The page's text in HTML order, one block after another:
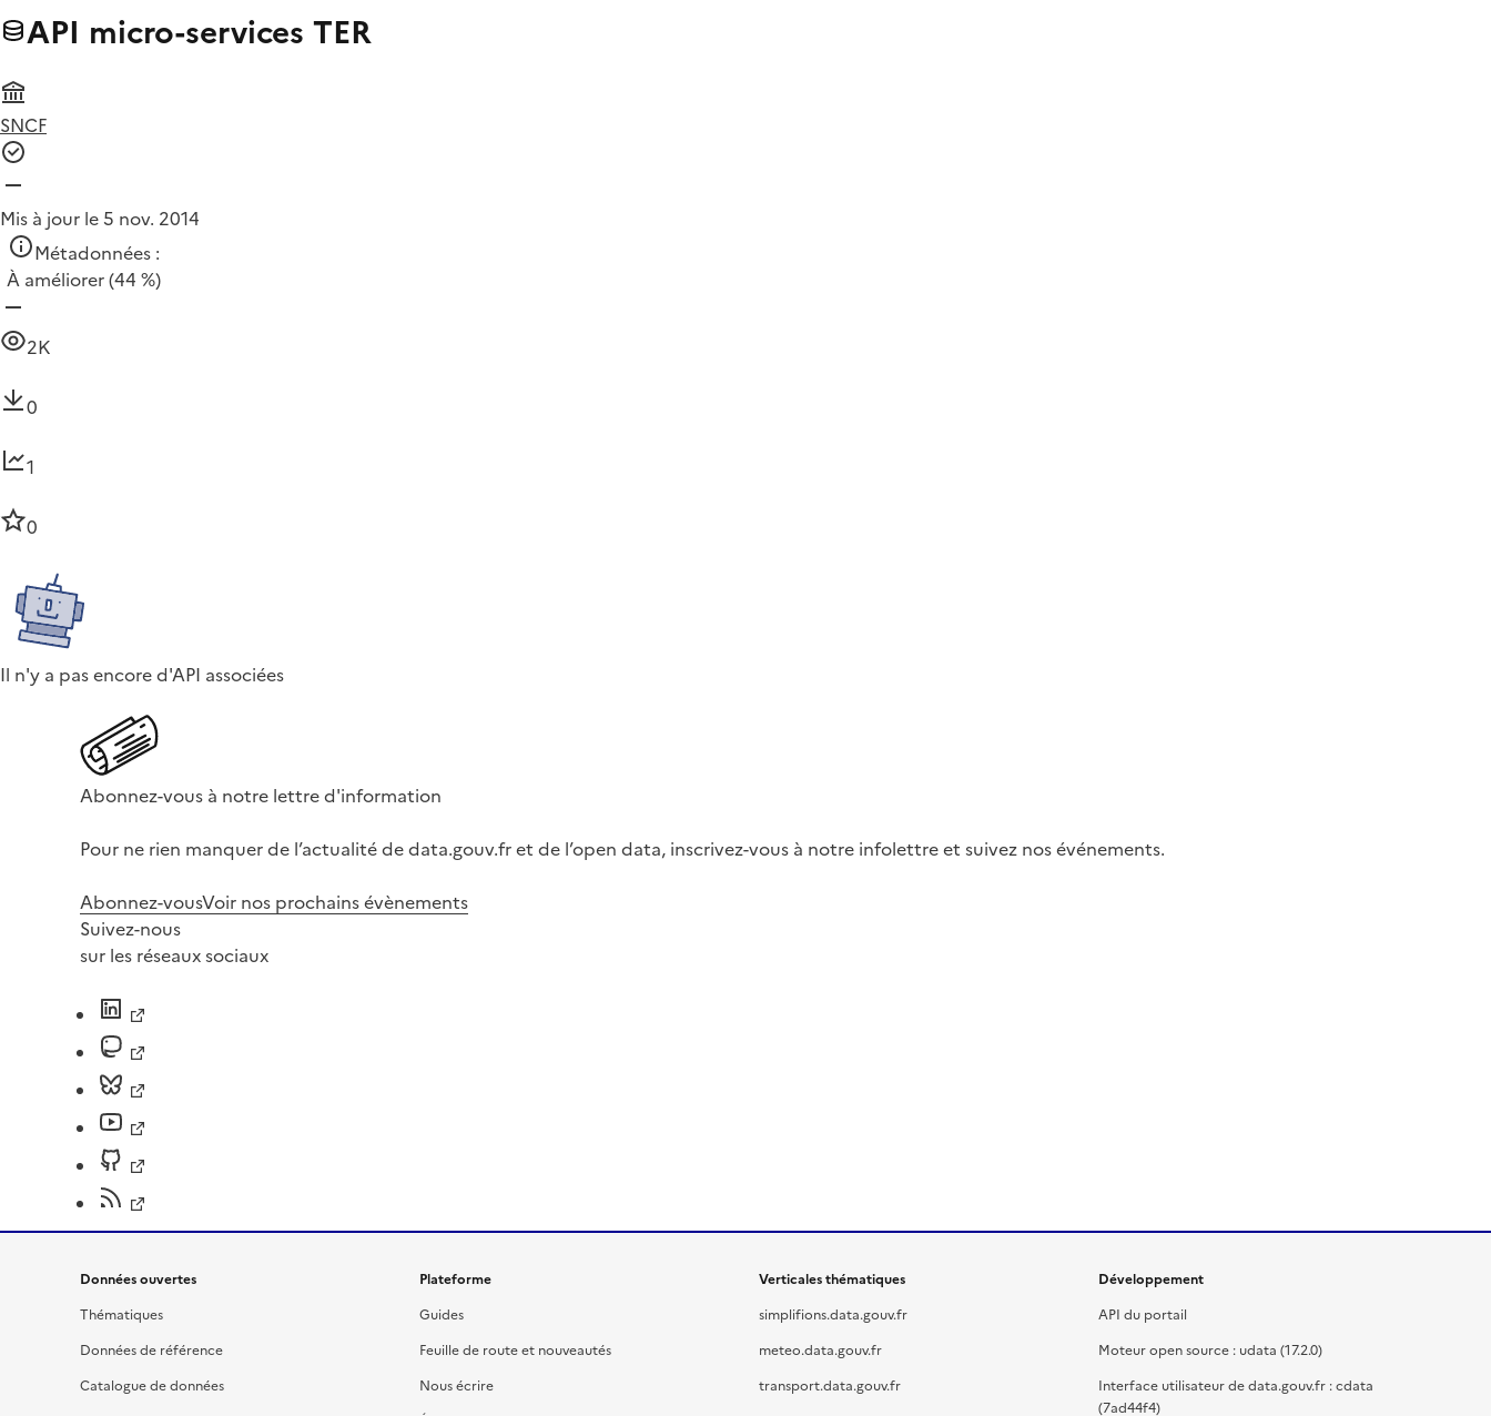
​API micro-services TER
SNCF
Mis à jour le 5 nov. 2014
Métadonnées :
À améliorer(44 %)
2K
0
1
0
Il n'y a pas encore d'API associées
Abonnez-vous à notre lettre d'information
Pour ne rien manquer de l’actualité de data.gouv.fr et de l’open data, inscrivez-vous à notre infolettre et suivez nos événements.
Abonnez-vousVoir nos prochains évènements
Suivez-nous
sur les réseaux sociaux
Données ouvertes
Thématiques
Données de référence
Catalogue de données
Plateforme
Guides
Feuille de route et nouveautés
Nous écrire
Verticales thématiques
simplifions.data.gouv.fr
meteo.data.gouv.fr
transport.data.gouv.fr
Développement
API du portail
Moteur open source : udata (17.2.0)
Interface utilisateur de data.gouv.fr : cdata
(7ad44f4)